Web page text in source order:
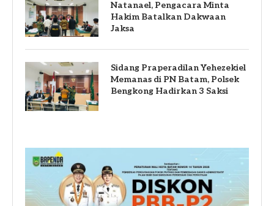
Natanael, Pengacara Minta
Hakim Batalkan Dakwaan
Jaksa
Sidang Praperadilan Yehezekiel
Memanas di PN Batam, Polsek
Bengkong Hadirkan 3 Saksi